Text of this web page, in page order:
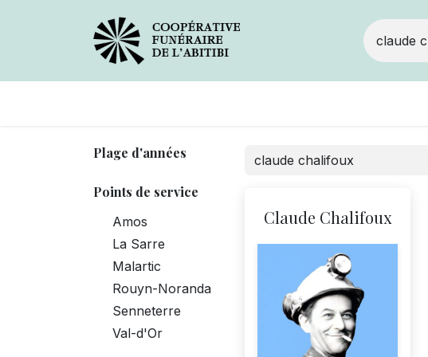
Plage d'années
Points de service
Amos
La Sarre
Malartic
Rouyn-Noranda
Senneterre
Val-d'Or
Claude Chalifoux